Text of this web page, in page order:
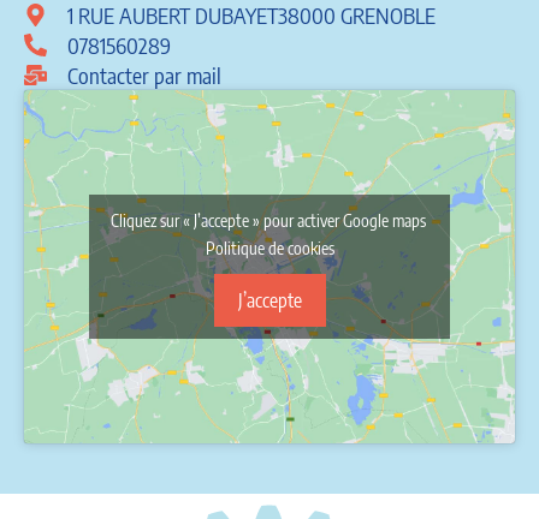
1 RUE AUBERT DUBAYET38000 GRENOBLE
0781560289
Contacter par mail
Cliquez sur « J’accepte » pour activer Google maps
Politique de cookies
J’accepte